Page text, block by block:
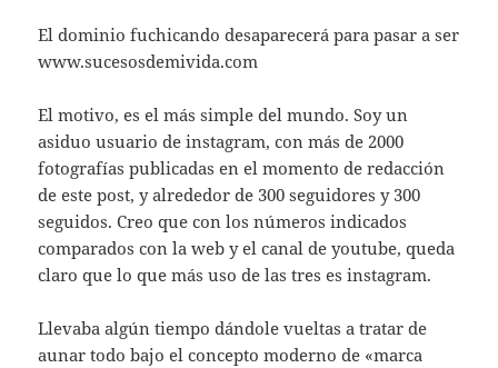
El dominio fuchicando desaparecerá para pasar a ser
www.sucesosdemivida.com
El motivo, es el más simple del mundo. Soy un
asiduo usuario de instagram, con más de 2000
fotografías publicadas en el momento de redacción
de este post, y alrededor de 300 seguidores y 300
seguidos. Creo que con los números indicados
comparados con la web y el canal de youtube, queda
claro que lo que más uso de las tres es instagram.
Llevaba algún tiempo dándole vueltas a tratar de
aunar todo bajo el concepto moderno de «marca